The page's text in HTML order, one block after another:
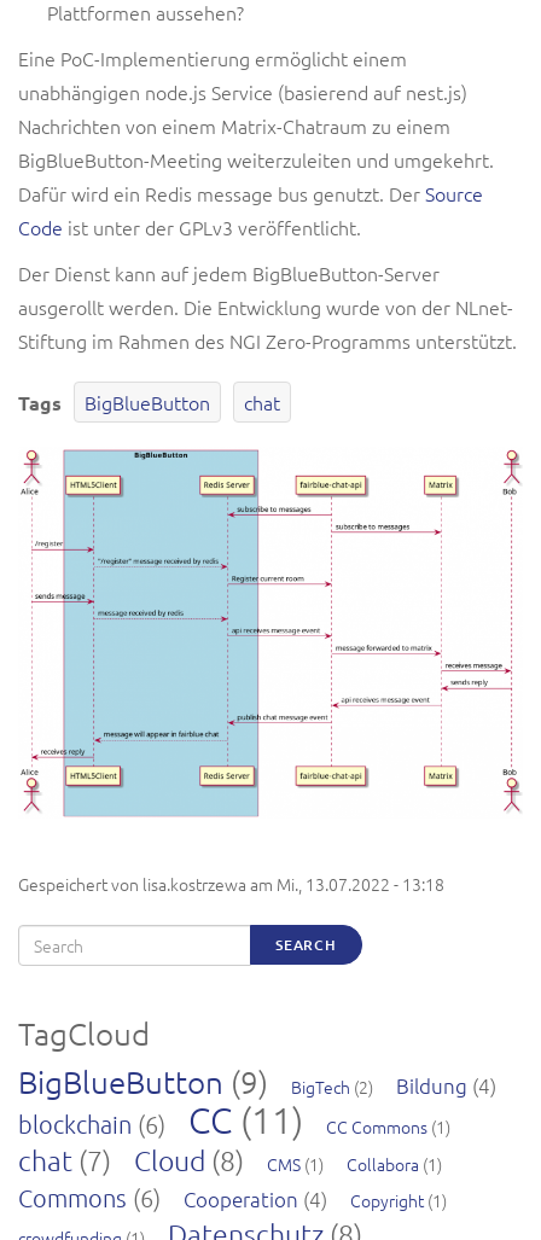
Plattformen aussehen?
Eine PoC-Implementierung ermöglicht einem
unabhängigen node.js Service (basierend auf nest.js)
Nachrichten von einem Matrix-Chatraum zu einem
BigBlueButton-Meeting weiterzuleiten und umgekehrt.
Dafür wird ein Redis message bus genutzt. DerSource
Code ist unter der GPLv3 veröffentlicht.
Der Dienst kann auf jedem BigBlueButton-Server
ausgerollt werden. Die Entwicklung wurde von der NLnet-
Stiftung im Rahmen des NGI Zero-Programms unterstützt.
Tags BigBlueButton chat
Gespeichert von lisa.kostrzewa am Mi., 13.07.2022 - 13:18
Search SEARCH
TagCloud
BigBlueButton (9) BigTech (2) Bildung (4)
blockchain (6) CC (11) CC Commons (1)
chat (7) Cloud (8) CMS (1) Collabora (1)
Commons (6) Cooperation (4) Copyright(1)